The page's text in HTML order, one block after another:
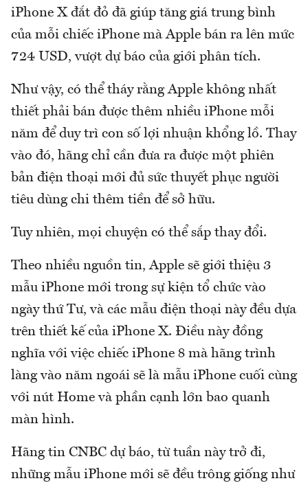
iPhone X đắt đỏ đã giúp tăng giá trung bình
của mỗi chiếc iPhone mà Apple bán ra lên mức
724 USD, vượt dự báo của giới phân tích.
Như vậy, có thể tháy rằng Apple không nhất
thiết phải bán được thêm nhiều iPhone mỗi
năm để duy trì con số lợi nhuận khổng lồ. Thay
vào đó, hãng chỉ cần đưa ra được một phiên
bản điện thoại mới đủ sức thuyết phục người
tiêu dùng chi thêm tiền để sở hữu.
Tuy nhiên, mọi chuyện có thể sắp thay đổi.
Theo nhiều nguồn tin, Apple sẽ giới thiệu 3
mẫu iPhone mới trong sự kiện tổ chức vào
ngày thứ Tư, và các mẫu điện thoại này đều dựa
trên thiết kế của iPhone X. Điều này đồng
nghĩa với việc chiếc iPhone 8 mà hãng trình
làng vào năm ngoái sẽ là mẫu iPhone cuối cùng
với nút Home và phần cạnh lớn bao quanh
màn hình.
Hãng tin CNBC dự báo, từ tuần này trở đi,
những mẫu iPhone mới sẽ đều trông giống như